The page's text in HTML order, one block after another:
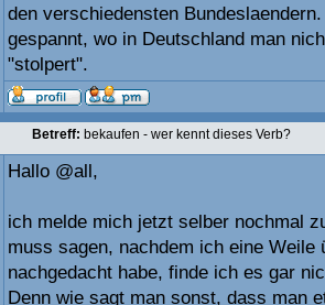
den verschiedensten
gespannt, wo in Deutschland man
"stolpert".
Betreff: bekaufen - wer kennt dieses Verb?
Hallo @all,
ich melde mich jetzt selber nochmal
muss sagen, nachdem ich eine Weile
nachgedacht habe, finde ich es gar
Denn wie sagt man sonst, dass man